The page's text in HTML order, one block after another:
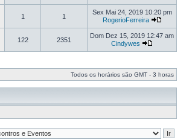
1 1
Sex Mai 24, 2019 10:20 pm
RogerioFerreira
122 2351
Dom Dez 15, 2019 12:47 am
Cindywes
Todos os horários são GMT - 3 horas